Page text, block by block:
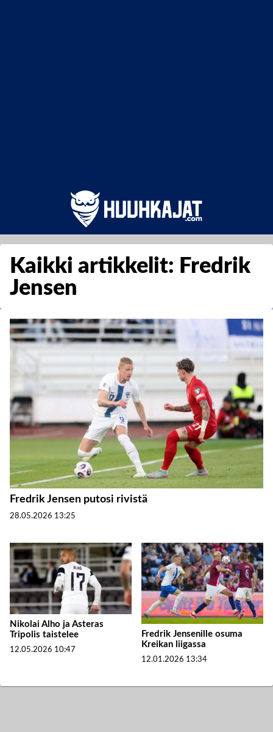
Kaikki artikkelit: Fredrik
Jensen
Fredrik Jensen putosi rivistä
28.05.2026 13:25
Nikolai Alho ja Asteras
Tripolis taistelee
12.05.2026 10:47
Fredrik Jensenille osuma
Kreikan liigassa
12.01.2026 13:34